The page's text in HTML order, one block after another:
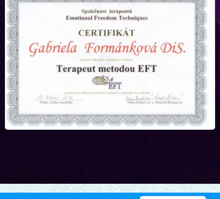
Gabriela Formánková